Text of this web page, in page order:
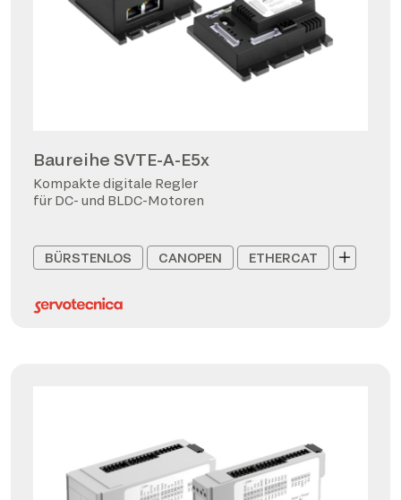
Baureihe SVTE-A-E5x
Kompakte digitale Regler
für DC- und BLDC-Motoren
BÜRSTENLOS CANOPEN ETHERCAT